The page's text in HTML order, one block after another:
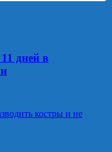
дней в